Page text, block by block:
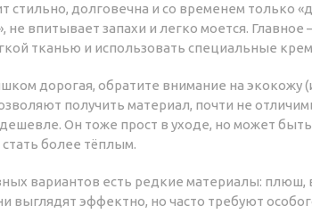
стильно, долговечна и со временем только
впитывает запахи и легко моется. Главное
тканью и использовать специальные
дорогая, обратите внимание на экокожу
получить материал, почти не
Он тоже прост в уходе, но может
более тёплым.
вариантов есть редкие материалы:
выглядят эффектно, но часто требуют